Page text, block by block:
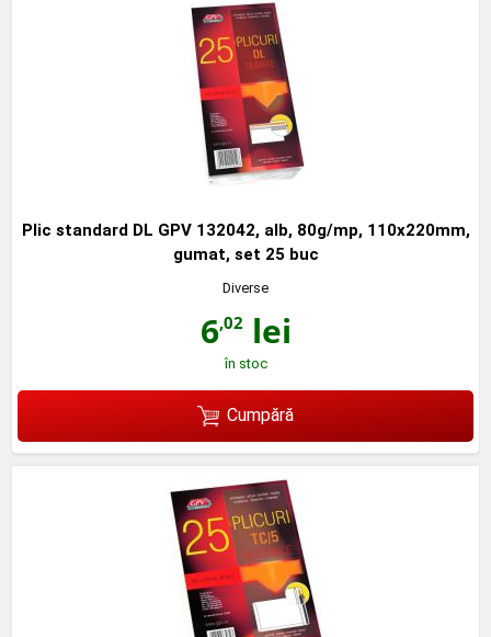
Plic standard DL GPV 132042, alb, 80g/mp, 110x220mm,
gumat, set 25 buc
Diverse
6,02lei
în stoc
Cumpără